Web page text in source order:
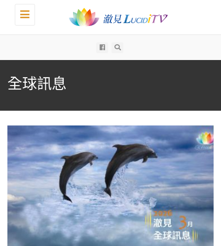
Toggle
navigation
全球訊息